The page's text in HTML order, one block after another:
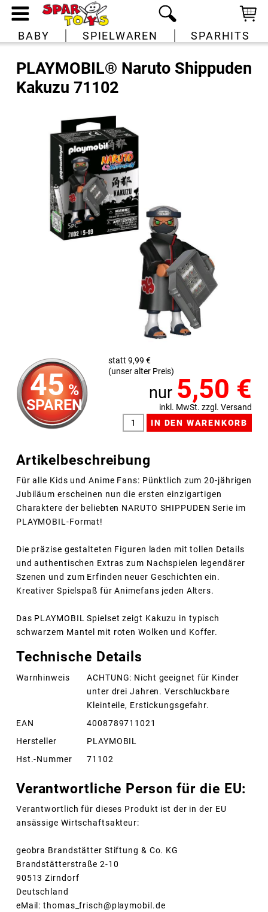
BABY SPIELWAREN SPARHITS
PLAYMOBIL® Naruto Shippuden
Kakuzu 71102
45 %
SPAREN
statt 9,99 €
(unser alter Preis)
nur 5,50 €
inkl. MwSt. zzgl. Versand
Artikelbeschreibung
Für alle Kids und Anime Fans: Pünktlich zum 20-jährigen
Jubiläum erscheinen nun die ersten einzigartigen
Charaktere der beliebten NARUTO SHIPPUDEN Serie im
PLAYMOBIL-Format!
Die präzise gestalteten Figuren laden mit tollen Details
und authentischen Extras zum Nachspielen legendärer
Szenen und zum Erfinden neuer Geschichten ein.
Kreativer Spielspaß für Animefans jeden Alters.
Das PLAYMOBIL Spielset zeigt Kakuzu in typisch
schwarzem Mantel mit roten Wolken und Koffer.
Technische Details
Warnhinweis
ACHTUNG: Nicht geeignet für Kinder
unter drei Jahren. Verschluckbare
Kleinteile, Erstickungsgefahr.
EAN
4008789711021
Hersteller
PLAYMOBIL
Hst.-Nummer
71102
Verantwortliche Person für die EU:
Verantwortlich für dieses Produkt ist der in der EU
ansässige Wirtschaftsakteur:
geobra Brandstätter Stiftung & Co. KG
Brandstätterstraße 2-10
90513 Zirndorf
Deutschland
eMail: thomas_frisch@playmobil.de